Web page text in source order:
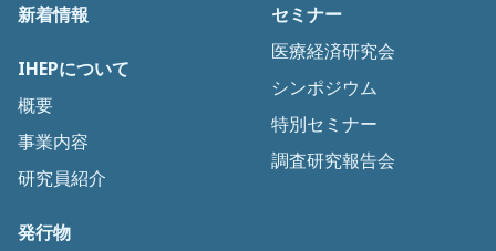
新着情報
IHEPについて
概要
事業内容
研究員紹介
セミナー
医療経済研究会
シンポジウム
特別セミナー
調査研究報告会
発行物